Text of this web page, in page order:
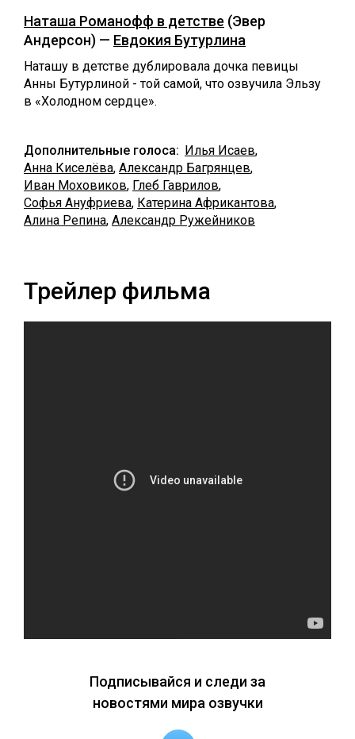
Наташа Романофф в детстве (Эвер
Андерсон) — Евдокия Бутурлина
Наташу в детстве дублировала дочка певицы
Анны Бутурлиной - той самой, что озвучила Эльзу
в «Холодном сердце».
Дополнительные голоса: Илья Исаев,
Анна Киселёва, Александр Багрянцев,
Иван Моховиков, Глеб Гаврилов,
Софья Ануфриева, Катерина Африкантова,
Алина Репина, Александр Ружейников
Трейлер фильма
Подписывайся и следи за
новостями мира озвучки